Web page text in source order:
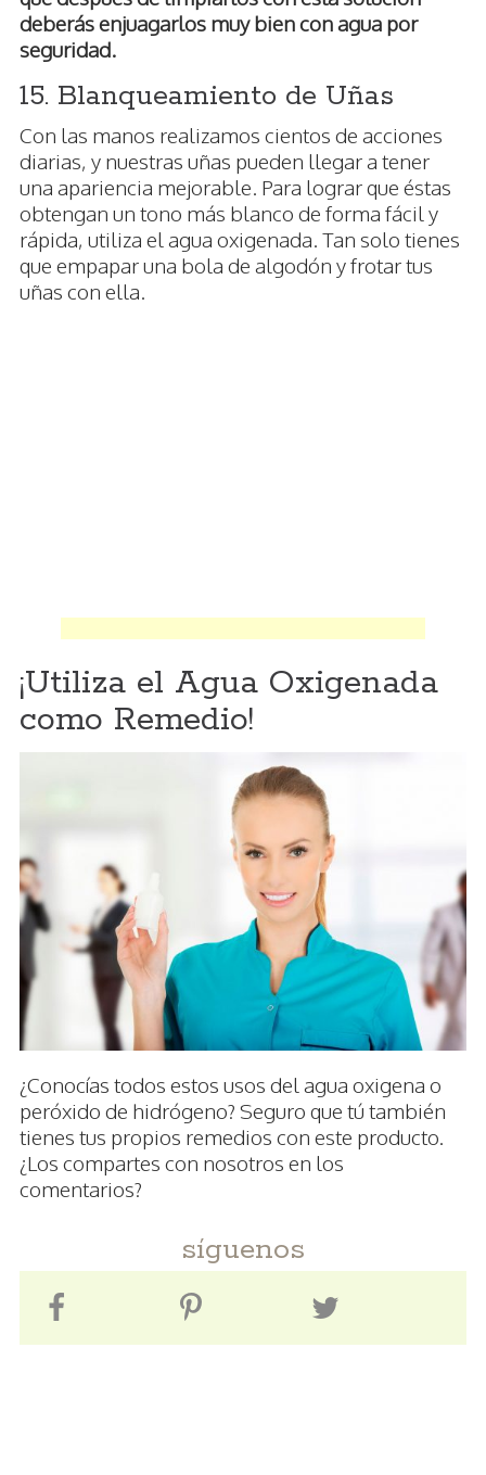
deberás enjuagarlos muy bien con agua por
seguridad.
15. Blanqueamiento de Uñas
Con las manos realizamos cientos de acciones
diarias, y nuestras uñas pueden llegar a tener
una apariencia mejorable. Para lograr que éstas
obtengan un tono más blanco de forma fácil y
rápida, utiliza el agua oxigenada. Tan solo tienes
que empapar una bola de algodón y frotar tus
uñas con ella.
¡Utiliza el Agua Oxigenada
como Remedio!
¿Conocías todos estos usos del agua oxigena o
peróxido de hidrógeno? Seguro que tú también
tienes tus propios remedios con este producto.
¿Los compartes con nosotros en los
comentarios?
síguenos